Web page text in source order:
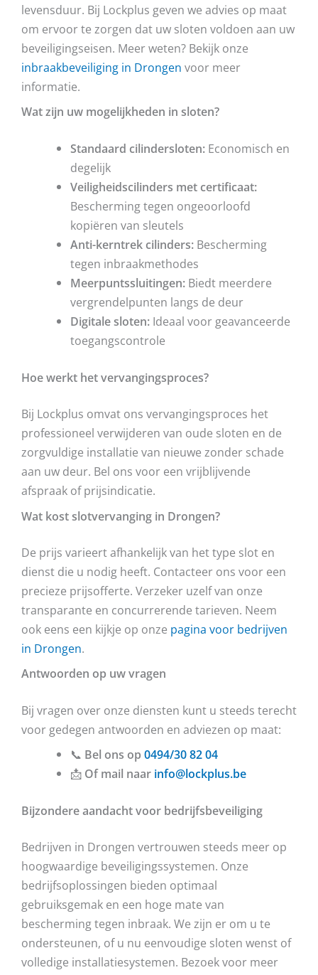
levensduur. Bij Lockplus geven we advies op maat
om ervoor te zorgen dat uw sloten voldoen aan uw
beveiligingseisen. Meer weten? Bekijk onze
inbraakbeveiliging in Drongen voor meer
informatie.
Wat zijn uw mogelijkheden in sloten?
Standaard cilindersloten: Economisch en
degelijk
Veiligheidscilinders met certificaat:
Bescherming tegen ongeoorloofd
kopiëren van sleutels
Anti-kerntrek cilinders: Bescherming
tegen inbraakmethodes
Meerpuntssluitingen: Biedt meerdere
vergrendelpunten langs de deur
Digitale sloten: Ideaal voor geavanceerde
toegangscontrole
Hoe werkt het vervangingsproces?
Bij Lockplus omvat ons vervangingsproces het
professioneel verwijderen van oude sloten en de
zorgvuldige installatie van nieuwe zonder schade
aan uw deur. Bel ons voor een vrijblijvende
afspraak of prijsindicatie.
Wat kost slotvervanging in Drongen?
De prijs varieert afhankelijk van het type slot en
dienst die u nodig heeft. Contacteer ons voor een
precieze prijsofferte. Verzeker uzelf van onze
transparante en concurrerende tarieven. Neem
ook eens een kijkje op onze pagina voor bedrijven
in Drongen.
Antwoorden op uw vragen
Bij vragen over onze diensten kunt u steeds terecht
voor gedegen antwoorden en adviezen op maat:
📞 Bel ons op0494/30 82 04
📩 Of mail naar info@lockplus.be
Bijzondere aandacht voor bedrijfsbeveiliging
Bedrijven in Drongen vertrouwen steeds meer op
hoogwaardige beveiligingssystemen. Onze
bedrijfsoplossingen bieden optimaal
gebruiksgemak en een hoge mate van
bescherming tegen inbraak. We zijn er om u te
ondersteunen, of u nu eenvoudige sloten wenst of
volledige installatiesystemen. Bezoek voor meer